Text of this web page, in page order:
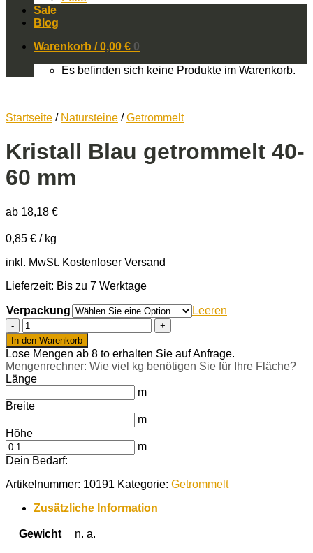
Sale
Blog
Warenkorb /0,00 € 0
Es befinden sich keine Produkte im Warenkorb.
Startseite / Natursteine / Getrommelt
Kristall Blau getrommelt 40-
60 mm
ab 18,18 €
0,85 € / kg
inkl. MwSt. Kostenloser Versand
Lieferzeit: Bis zu 7 Werktage
Verpackung
Leeren
Kristall
Blau
getrommelt
40-
60
mm
Menge
In den Warenkorb
Lose Mengen ab 8 to erhalten Sie auf Anfrage.
Mengenrechner: Wie viel kg benötigen Sie für Ihre Fläche?
Länge
m
Breite
m
Höhe
m
Dein Bedarf:
Artikelnummer: 10191 Kategorie: Getrommelt
Zusätzliche Information
Gewicht n. a.